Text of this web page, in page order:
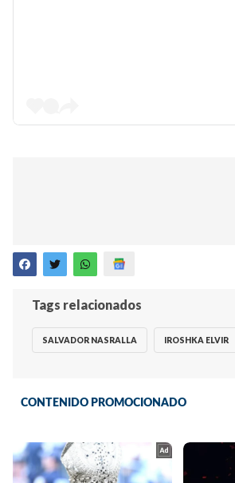
Tags relacionados
SALVADOR NASRALLA IROSHKA ELVIR